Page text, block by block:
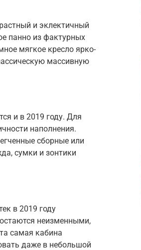
и эклектичный
панно из фактурных
мягкое кресло ярко-
массивную
и в 2019 году. Для
наполнения.
сборные или
сумки и зонтики
в 2019 году
неизменными,
самая кабина
даже в небольшой